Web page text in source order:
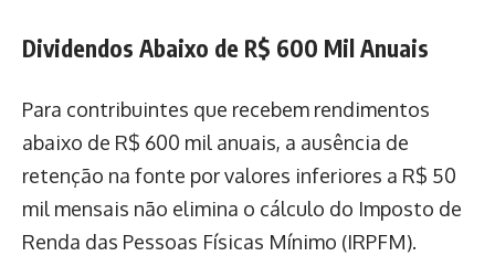
Dividendos Abaixo de R$ 600 Mil Anuais
Para contribuintes que recebem rendimentos
abaixo de R$ 600 mil anuais, a ausência de
retenção na fonte por valores inferiores a R$ 50
mil mensais não elimina o cálculo do Imposto de
Renda das Pessoas Físicas Mínimo (IRPFM).